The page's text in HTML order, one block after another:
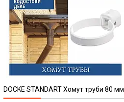
DOCKE STANDART Хомут труби 80 мм